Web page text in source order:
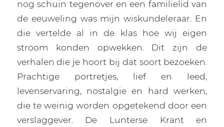
nog schuin tegenover en een familielid van
de eeuweling was mijn wiskundeleraar. En
die vertelde al in de klas hoe wij eigen
stroom konden opwekken. Dit zijn de
verhalen die je hoort bij dat soort bezoeken.
Prachtige portretjes, lief en leed,
levenservaring, nostalgie en hard werken,
die te weinig worden opgetekend door een
verslaggever. De Lunterse Krant en